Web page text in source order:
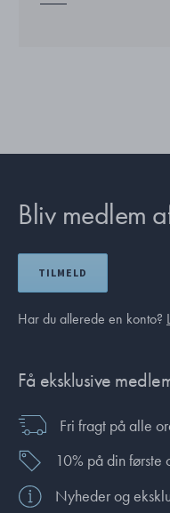
Bliv medlem
TILMELD
Har du allerede en konto?
Få eksklusive
Fri fragt på alle
10% på din første
Nyheder og